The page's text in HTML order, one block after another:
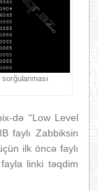
də “Low Level
faylı Zabbiksin
ilk öncə faylı
linki təqdim